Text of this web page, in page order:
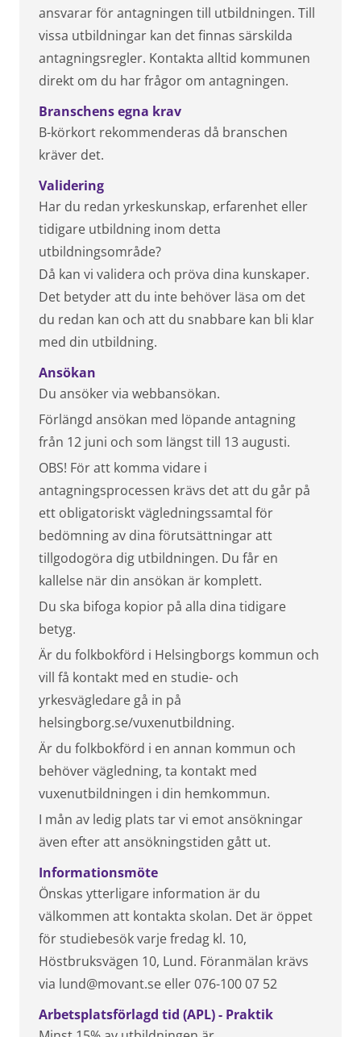
ansvarar för antagningen till utbildningen. Till
vissa utbildningar kan det finnas särskilda
antagningsregler. Kontakta alltid kommunen
direkt om du har frågor om antagningen.
Branschens egna krav
B-körkort rekommenderas då branschen
kräver det.
Validering
Har du redan yrkeskunskap, erfarenhet eller
tidigare utbildning inom detta
utbildningsområde?
Då kan vi validera och pröva dina kunskaper.
Det betyder att du inte behöver läsa om det
du redan kan och att du snabbare kan bli klar
med din utbildning.
Ansökan
Du ansöker via webbansökan.
Förlängd ansökan med löpande antagning
från 12 juni och som längst till 13 augusti.
OBS! För att komma vidare i
antagningsprocessen krävs det att du går på
ett obligatoriskt vägledningssamtal för
bedömning av dina förutsättningar att
tillgodogöra dig utbildningen. Du får en
kallelse när din ansökan är komplett.
Du ska bifoga kopior på alla dina tidigare
betyg.
Är du folkbokförd i Helsingborgs kommun och
vill få kontakt med en studie- och
yrkesvägledare gå in på
helsingborg.se/vuxenutbildning.
Är du folkbokförd i en annan kommun och
behöver vägledning, ta kontakt med
vuxenutbildningen i din hemkommun.
I mån av ledig plats tar vi emot ansökningar
även efter att ansökningstiden gått ut.
Informationsmöte
Önskas ytterligare information är du
välkommen att kontakta skolan. Det är öppet
för studiebesök varje fredag kl. 10,
Höstbruksvägen 10, Lund. Föranmälan krävs
via lund@movant.se eller 076-100 07 52
Arbetsplatsförlagd tid (APL) - Praktik